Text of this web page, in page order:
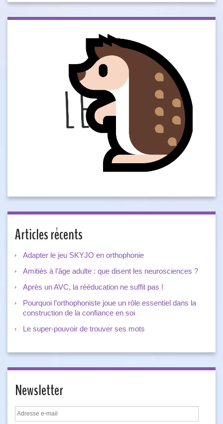
Articles récents
Adapter le jeu SKYJO en orthophonie
Amitiés à l’âge adulte : que disent les neurosciences ?
Après un AVC, la rééducation ne suffit pas !
Pourquoi l’orthophoniste joue un rôle essentiel dans la
construction de la confiance en soi
Le super-pouvoir de trouver ses mots
Newsletter
Adresse
e-